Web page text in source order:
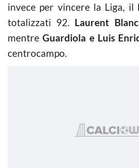
invece per vincere la Liga, il
totalizzati 92. Laurent Blanc
mentreGuardiola e Luis
centrocampo.